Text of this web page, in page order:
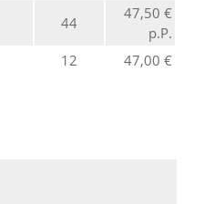
44
47,50 €
p.P.
12 47,00 €